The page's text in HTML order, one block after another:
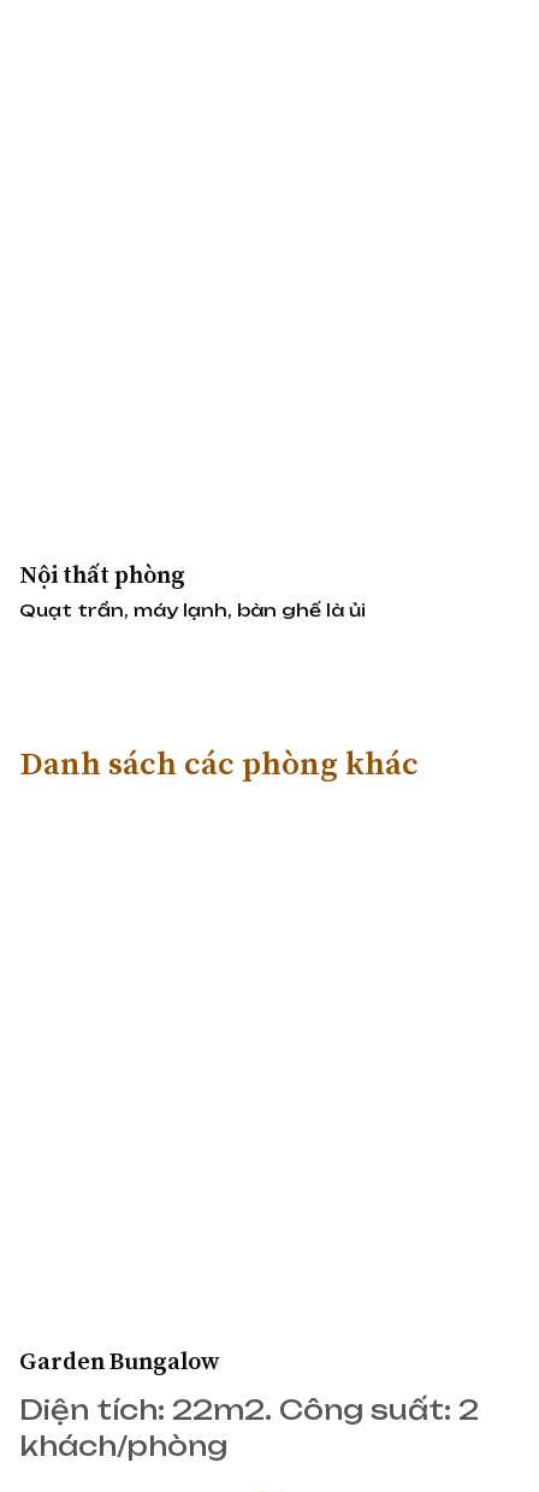
Nội thất phòng
Quạt trần, máy lạnh, bàn ghế là ủi
Danh sách các phòng khác
Garden Bungalow
Diện tích: 22m2. Công suất: 2
khách/phòng